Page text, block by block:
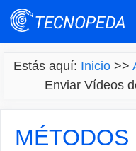
Saltar
Estás aquí: Inicio>>
Enviar Vídeos
MÉTODOS